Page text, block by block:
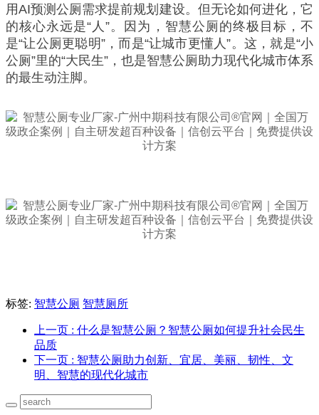
用AI预测公厕需求提前规划建设。但无论如何进化，它
的核心永远是“人”。因为，智慧公厕的终极目标，不
是“让公厕更聪明”，而是“让城市更懂人”。这，就是“小
公厕”里的“大民生”，也是智慧公厕助力现代化城市体系
的最生动注脚。
标签: 智慧公厕 智慧厕所
上一页 : 什么是智慧公厕？智慧公厕如何提升社会民生
品质
下一页 : 智慧公厕助力创新、宜居、美丽、韧性、文
明、智慧的现代化城市